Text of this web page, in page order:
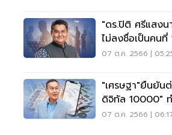
"ดร.ปิติ ศรีแสง
ไม่ลงชื่อเป็นคน
ดิจิทัล
07 ต.ค. 2566 |
"เศรษฐา"ยืนยัน
ดิจิทัล 10000"
07 ต.ค. 2566 |